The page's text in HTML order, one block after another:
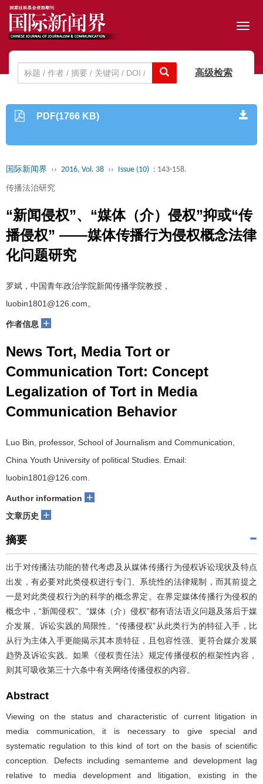
高级检索
PDF(1766 KB)
国际新闻界 ›› 2016, Vol. 38 ›› Issue (10) : 143-158.
传播法治研究
“新闻侵权”、“媒体（介）侵权”抑或“传
播侵权” ——媒体传播行为侵权概念法律
化问题研究
罗斌，中国青年政治学院新闻传播学院教授，
luobin1801@126.com。
作者信息 +
News Tort, Media Tort or
Communication Tort: Concept
Legalization of Tort in Media
Communication Behavior
Luo Bin, professor, School of Journalism and Communication,
China Youth University of political Studies. Email:
luobin1801@126.com.
Author information +
文章历史 +
摘要
出于对传播法功能的替代考虑及从媒体传播行为侵权诉讼现状及特点
出发，有必要对此类侵权进行专门、系统性的法律规制，而其前提之
一是对此类侵权行为的科学的概念界定。在界定媒体传播行为侵权的
概念中，“新闻侵权”、“媒体（介）侵权”都有语法语义问题及落后于媒
介发展、诉讼实践的局限性。“传播侵权”从此类行为的特征入手，比
从行为主体入手更能揭示其本质特征，且包容性强、更符合媒介发展
趋势及诉讼实践。如果《侵权责任法》规定传播侵权的框架性内容，
则其可吸收第三十六条中有关网络传播侵权的内容。
Abstract
Viewing on the status and characteristic of current litigation in
media communication, it is necessary to give special and
systematic regulation to this kind of tort on the basis of scientific
conception. Defects including semanteme and development lag
relative to media development and litigation, existing in the